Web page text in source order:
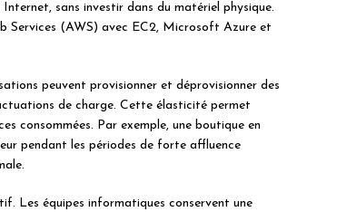
sans investir dans du matériel physique.
Services (AWS) avec EC2, Microsoft Azure et
peuvent provisionner et déprovisionner des
de charge. Cette élasticité permet
consommées. Par exemple, une boutique en
pendant les périodes de forte affluence
Les équipes informatiques conservent une